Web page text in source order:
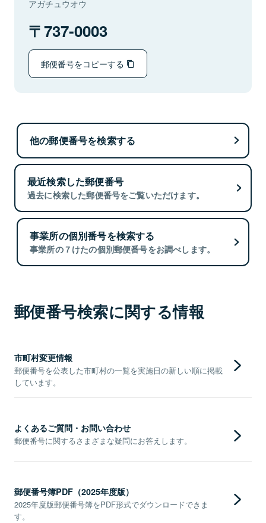
アガチュウオウ
737-0003
郵便番号をコピーする
他の郵便番号を検索する
最近検索した郵便番号
過去に検索した郵便番号をご覧いただけます。
事業所の個別番号を検索する
事業所の７けたの個別郵便番号をお調べします。
郵便番号検索に関する情報
市町村変更情報
郵便番号を公表した市町村の一覧を実施日の新しい順に掲載
しています。
よくあるご質問・お問い合わせ
郵便番号に関するさまざまな疑問にお答えします。
郵便番号簿PDF（2025年度版）
2025年度版郵便番号簿をPDF形式でダウンロードできま
す。